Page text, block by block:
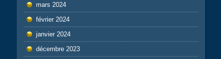
mars 2024
février 2024
janvier 2024
décembre 2023